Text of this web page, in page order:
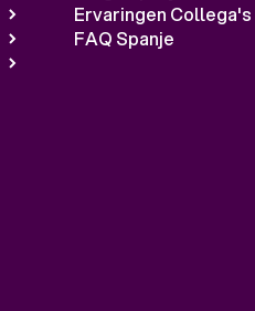
Ervaringen Collega's
FAQ Spanje